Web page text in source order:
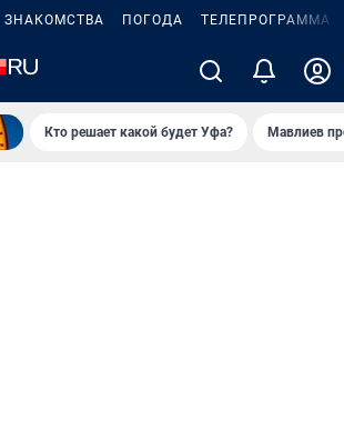
ЗНАКОМСТВА ПОГОДА ТЕЛЕПРОГРАММА
Кто решает какой будет Уфа? Мавлиев